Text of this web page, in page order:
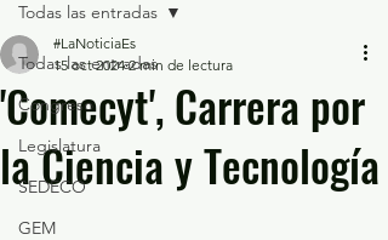
Todas las entradas
Congreso
Legislatura
SEDECO
GEM
Todas las entradas
'Comecyt', Carrera por
la Ciencia y Tecnología
#LaNoticiaEs
15 oct 2024 2 min de lectura